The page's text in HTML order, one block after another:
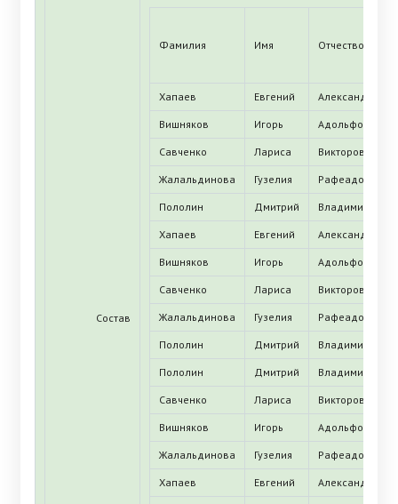
Состав
Фамилия Имя Отчество
Хапаев Евгений Александрович
Вишняков Игорь Адольфович
Савченко Лариса Викторовна
Жалальдинова Гузелия Рафеадовна
Пололин Дмитрий Владимирович
Хапаев Евгений Александрович
Вишняков Игорь Адольфович
Савченко Лариса Викторовна
Жалальдинова Гузелия Рафеадовна
Пололин Дмитрий Владимирович
Пололин Дмитрий Владимирович
Савченко Лариса Викторовна
Вишняков Игорь Адольфович
Жалальдинова Гузелия Рафеадовна
Хапаев Евгений Александрович